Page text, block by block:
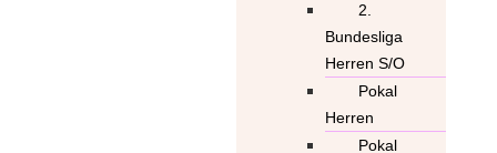
2.
Bundesliga
Herren S/O
Pokal
Herren
Pokal